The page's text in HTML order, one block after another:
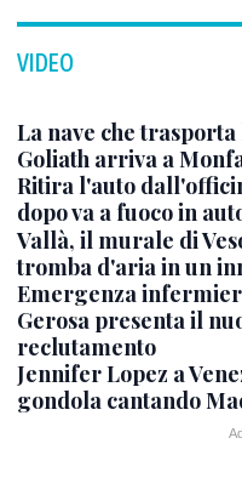
VIDEO
La nave che
Goliath arriva a
Ritira l'auto
dopo va a fuoco in
Vallà, il murale di
tromba d'aria in un
Emergenza
Gerosa presenta il
reclutamento
Jennifer Lopez a
gondola cantando